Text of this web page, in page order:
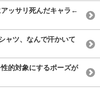
アッサリ死んだキャラ←
ャツ、なんで汗かいて
的対象にするポーズが